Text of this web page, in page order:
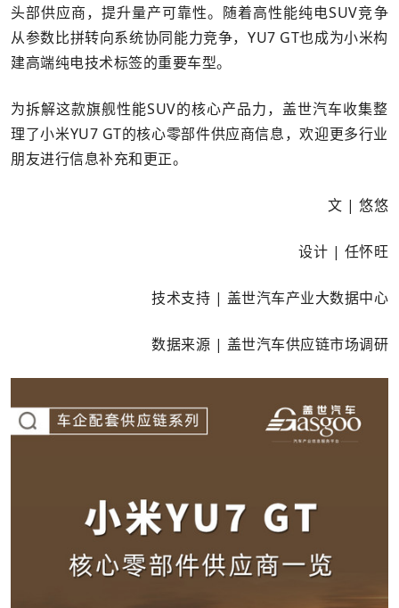
头部供应商，提升量产可靠性。随着高性能纯电SUV竞争
从参数比拼转向系统协同能力竞争，YU7 GT也成为小米构
建高端纯电技术标签的重要车型。
为拆解这款旗舰性能SUV的核心产品力，盖世汽车收集整
理了小米YU7 GT的核心零部件供应商信息，欢迎更多行业
朋友进行信息补充和更正。
文 | 悠悠
设计 | 任怀旺
技术支持 | 盖世汽车产业大数据中心
数据来源 | 盖世汽车供应链市场调研